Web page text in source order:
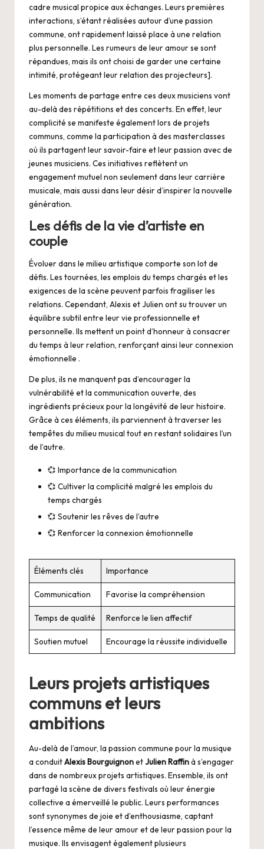
cadre musical propice aux échanges. Leurs premières
interactions, s’étant réalisées autour d’une passion
commune, ont rapidement laissé place à une relation
plus personnelle. Les rumeurs de leur amour se sont
répandues, mais ils ont choisi de garder une certaine
intimité, protégeant leur relation des projecteurs].
Les moments de partage entre ces deux musiciens vont
au-delà des répétitions et des concerts. En effet, leur
complicité se manifeste également lors de projets
communs, comme la participation à des masterclasses
où ils partagent leur savoir-faire et leur passion avec de
jeunes musiciens. Ces initiatives reflètent un
engagement mutuel non seulement dans leur carrière
musicale, mais aussi dans leur désir d’inspirer la nouvelle
génération.
Les défis de la vie d’artiste en
couple
Évoluer dans le milieu artistique comporte son lot de
défis. Les tournées, les emplois du temps chargés et les
exigences de la scène peuvent parfois fragiliser les
relations. Cependant, Alexis et Julien ont su trouver un
équilibre subtil entre leur vie professionnelle et
personnelle. Ils mettent un point d’honneur à consacrer
du temps à leur relation, renforçant ainsi leur connexion
émotionnelle .
De plus, ils ne manquent pas d’encourager la
vulnérabilité et la communication ouverte, des
ingrédients précieux pour la longévité de leur histoire.
Grâce à ces éléments, ils parviennent à traverser les
tempêtes du milieu musical tout en restant solidaires l’un
de l’autre.
💞 Importance de la communication
💞 Cultiver la complicité malgré les emplois du
temps chargés
💞 Soutenir les rêves de l’autre
💞 Renforcer la connexion émotionnelle
Éléments clés Importance
Communication Favorise la compréhension
Temps de qualité Renforce le lien affectif
Soutien mutuel Encourage la réussite individuelle
Leurs projets artistiques
communs et leurs
ambitions
Au-delà de l’amour, la passion commune pour la musique
a conduitAlexis BourguignonetJulien Raffinà s’engager
dans de nombreux projets artistiques. Ensemble, ils ont
partagé la scène de divers festivals où leur énergie
collective a émerveillé le public. Leurs performances
sont synonymes de joie et d’enthousiasme, captant
l’essence même de leur amour et de leur passion pour la
musique. Ils envisagent également plusieurs